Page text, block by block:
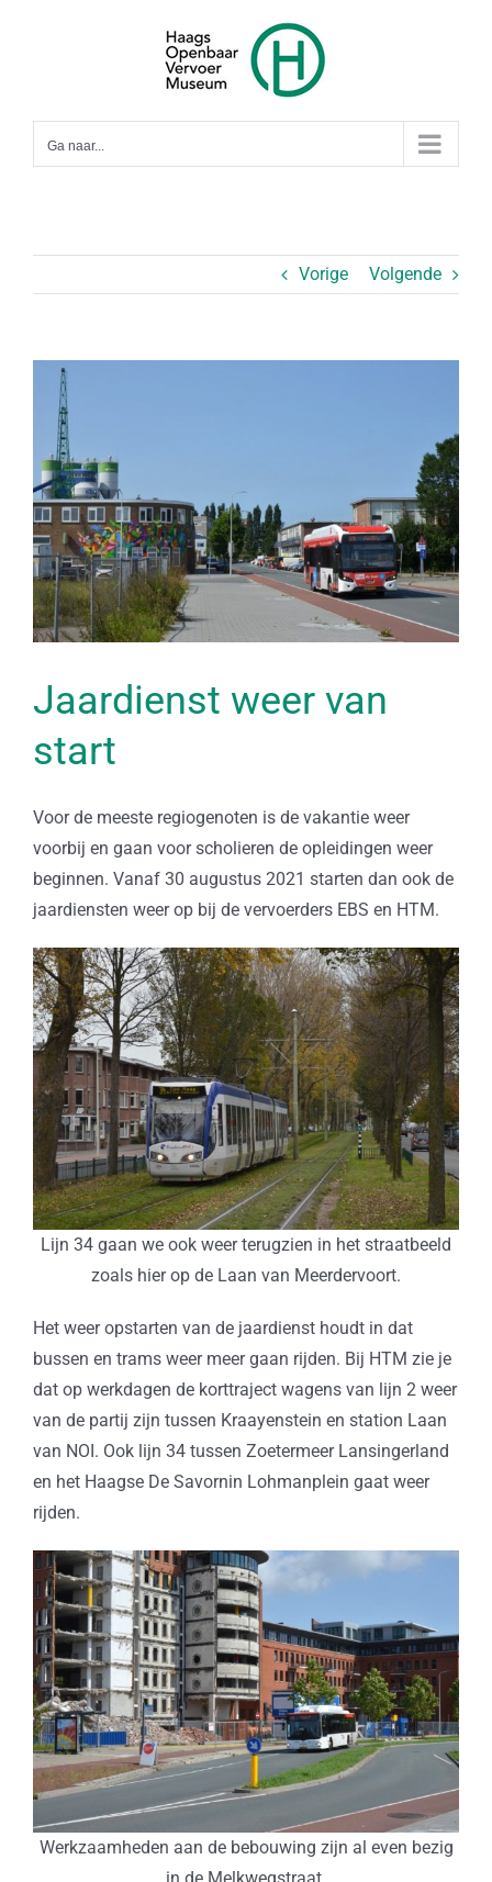
Ga naar...
Vorige Volgende
Bekijk
grotere
afbeelding
Jaardienst weer van
start
Voor de meeste regiogenoten is de vakantie weer
voorbij en gaan voor scholieren de opleidingen weer
beginnen. Vanaf 30 augustus 2021 starten dan ook de
jaardiensten weer op bij de vervoerders EBS en HTM.
Lijn 34 gaan we ook weer terugzien in het straatbeeld
zoals hier op de Laan van Meerdervoort.
Het weer opstarten van de jaardienst houdt in dat
bussen en trams weer meer gaan rijden. Bij HTM zie je
dat op werkdagen de korttraject wagens van lijn 2 weer
van de partij zijn tussen Kraayenstein en station Laan
van NOI. Ook lijn 34 tussen Zoetermeer Lansingerland
en het Haagse De Savornin Lohmanplein gaat weer
rijden.
Werkzaamheden aan de bebouwing zijn al even bezig